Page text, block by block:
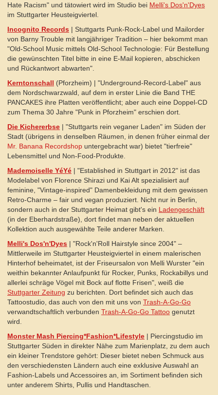
Hate Racism" und tätowiert wird im Studio bei Melli's Dos'n'Dyes
im Stuttgarter Heusteigviertel.
Incognito Records | Stuttgarts Punk-Rock-Label und Mailorder
von Barny Trouble mit langjähriger Tradition – hier bekommt man
"Old-School Music mittels Old-School Technologie: Für Bestellung
die gewünschten Titel bitte in eine E-Mail kopieren, abschicken
und Rückantwort abwarten".
Kerntonschall (Pforzheim) | "Underground-Record-Label" aus
dem Nordschwarzwald, auf dem in erster Linie die Band THE
PANCAKES ihre Platten veröffentlicht; aber auch eine Doppel-CD
zum Thema 30 Jahre "Punk in Pforzheim" erschien dort.
Die Kichererbse | "Stuttgarts rein veganer Laden" im Süden der
Stadt (übrigens in denselben Räumen, in denen früher einmal der
Mr. Banana Recordshop untergebracht war) bietet "tierfreie"
Lebensmittel und Non-Food-Produkte.
Mademoiselle YéYé | "Established in Stuttgart in 2012" ist das
Modelabel von Florence Shirazi und Kai Alt spezialisiert auf
feminine, "Vintage-inspired" Damenbekleidung mit dem gewissen
Retro-Charme – fair und vegan produziert. Nicht nur in Berlin,
sondern auch in der Stuttgarter Heimat gibt's ein Ladengeschäft
(in der Eberhardstraße), dort findet man neben der aktuellen
Kollektion auch ausgewählte Teile anderer Marken.
Melli's Dos'n'Dyes | "Rock'n'Roll Hairstyle since 2004" –
Mittlerweile im Stuttgarter Heusteigviertel in einem malerischen
Hinterhof beheimatet, ist der Friseursalon von Melli Wurster "ein
weithin bekannter Anlaufpunkt für Rocker, Punks, Rockabillys und
allerlei schräge Vögel mit Bock auf flotte Frisen", weiß die
Stuttgarter Zeitung zu berichten. Dort befindet sich auch das
Tattoostudio, das auch von den mit uns von Trash-A-Go-Go
verwandtschaftlich verbunden Trash-A-Go-Go Tattoo genutzt
wird.
Monster Mash Piercing*Fashion*Lifestyle | Piercingstudio im
Stuttgarter Süden in direkter Nähe zum Marienplatz, zu dem auch
ein kleiner Trendstore gehört: Dieser bietet neben Schmuck aus
den verschiedensten Ländern auch eine exklusive Auswahl an
Fashion-Labels und Accessoires an, im Sortiment befinden sich
unter anderem Shirts, Pullis und Handtaschen.